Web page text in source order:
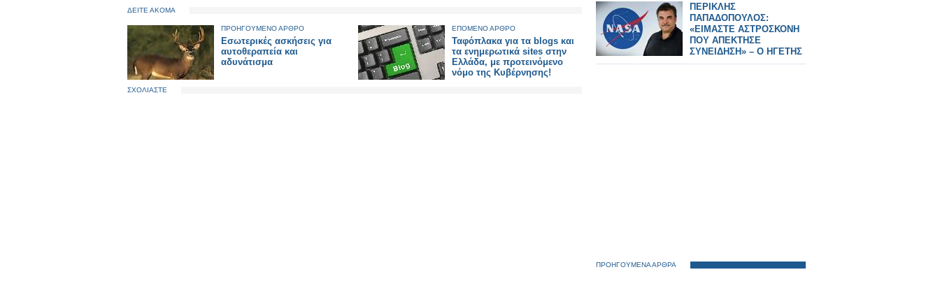
ΔΕΙΤΕ ΑΚΟΜΑ
ΠΡΟΗΓΟΥΜΕΝΟ ΑΡΘΡΟ
Εσωτερικές ασκήσεις για
αυτοθεραπεία και
αδυνάτισμα
ΕΠΟΜΕΝΟ ΑΡΘΡΟ
Ταφόπλακα για τα blogs και
τα ενημερωτικά sites στην
Ελλάδα, με προτεινόμενο
νόμο της Κυβέρνησης!
ΣΧΟΛΙΑΣΤΕ
ΠΕΡΙΚΛΗΣ
ΠΑΠΑΔΟΠΟΥΛΟΣ:
«ΕΙΜΑΣΤΕ ΑΣΤΡΟΣΚΟΝΗ
ΠΟΥ ΑΠΕΚΤΗΣΕ
ΣΥΝΕΙΔΗΣΗ» – Ο ΗΓΕΤΗΣ
ΤΗΣ NASA ΠΙΣΩ ΑΠΟ ΤΟ
ΠΡΟΗΓΟΥΜΕΝΑ ΑΡΘΡΑ